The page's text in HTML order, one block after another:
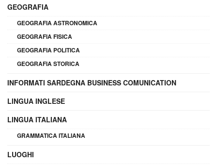
GEOGRAFIA
GEOGRAFIA ASTRONOMICA
GEOGRAFIA FISICA
GEOGRAFIA POLITICA
GEOGRAFIA STORICA
INFORMATI SARDEGNA BUSINESS COMUNICATION
LINGUA INGLESE
LINGUA ITALIANA
GRAMMATICA ITALIANA
LUOGHI